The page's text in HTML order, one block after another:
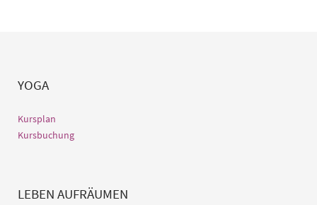
YOGA
Kursplan
Kursbuchung
LEBEN AUFRÄUMEN